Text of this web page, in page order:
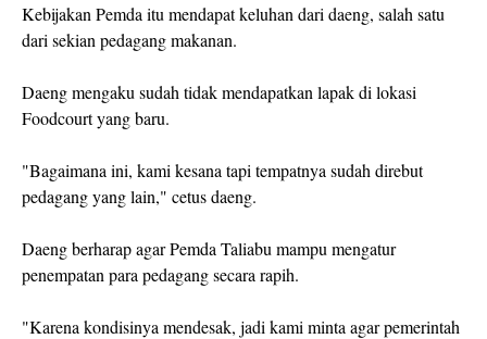
Kebijakan Pemda itu mendapat keluhan dari daeng, salah satu
dari sekian pedagang makanan.
Daeng mengaku sudah tidak mendapatkan lapak di lokasi
Foodcourt yang baru.
"Bagaimana ini, kami kesana tapi tempatnya sudah direbut
pedagang yang lain," cetus daeng.
Daeng berharap agar Pemda Taliabu mampu mengatur
penempatan para pedagang secara rapih.
"Karena kondisinya mendesak, jadi kami minta agar pemerintah